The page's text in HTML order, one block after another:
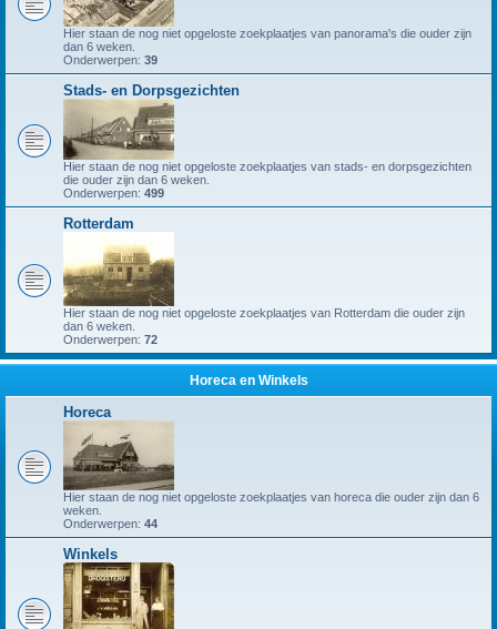
Hier staan de nog niet opgeloste zoekplaatjes van panorama's die ouder zijn
dan 6 weken.
Onderwerpen: 39
Stads- en Dorpsgezichten
Hier staan de nog niet opgeloste zoekplaatjes van stads- en dorpsgezichten
die ouder zijn dan 6 weken.
Onderwerpen: 499
Rotterdam
Hier staan de nog niet opgeloste zoekplaatjes van Rotterdam die ouder zijn
dan 6 weken.
Onderwerpen: 72
Horeca en Winkels
Horeca
Hier staan de nog niet opgeloste zoekplaatjes van horeca die ouder zijn dan 6
weken.
Onderwerpen: 44
Winkels